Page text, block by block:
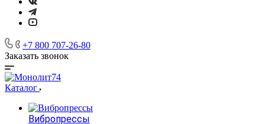
+7 800 707-26-80
Заказать звонок
Каталог
Вибропрессы